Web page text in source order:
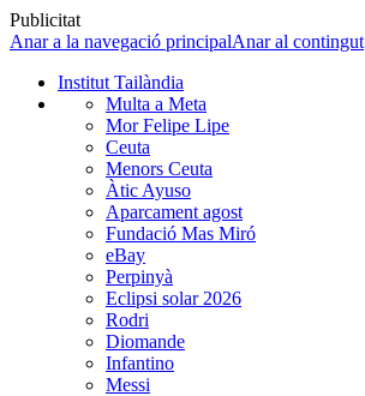
Publicitat
Anar a la navegació principalAnar al contingut
Institut Tailàndia
Multa a Meta
Mor Felipe Lipe
Ceuta
Menors Ceuta
Àtic Ayuso
Aparcament agost
Fundació Mas Miró
eBay
Perpinyà
Eclipsi solar 2026
Rodri
Diomande
Infantino
Messi